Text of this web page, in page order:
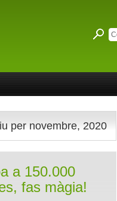
per novembre, 2020
a 150.000
fas màgia!